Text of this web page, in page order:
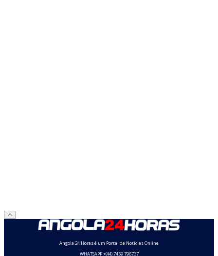
Angola 24 Horas é um Portal de Notícias Online
WHATSAPP +(44) 7459 796737